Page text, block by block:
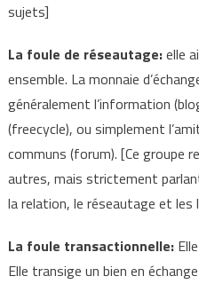
sujets]
La foule de réseautage:elle
ensemble. La monnaie
généralement l’information
(freecycle), ou simplement
communs (forum). [Ce groupe
autres, mais strictement
la relation, le réseautage et les
La foule transactionnelle:
Elle transige un bien en